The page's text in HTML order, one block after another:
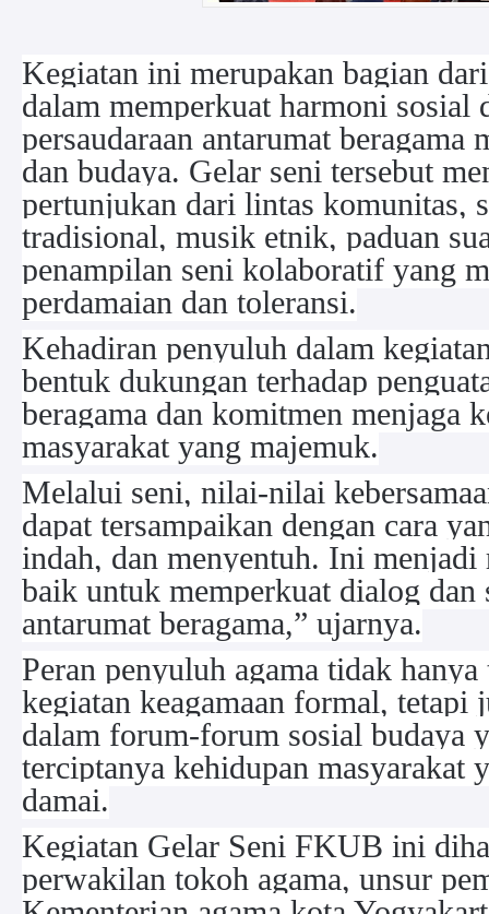
Kegiatan ini merupakan bagian
dalam memperkuat harmoni sosial
persaudaraan antarumat beragama
dan budaya. Gelar seni tersebut
pertunjukan dari lintas komunitas,
tradisional, musik etnik, paduan
penampilan seni kolaboratif yang
perdamaian dan toleransi.
Kehadiran penyuluh dalam
bentuk dukungan terhadap
beragama dan komitmen menjaga
masyarakat yang majemuk.
Melalui seni, nilai-nilai
dapat tersampaikan dengan cara
indah, dan menyentuh. Ini menjadi
baik untuk memperkuat dialog dan
antarumat beragama,” ujarnya.
Peran penyuluh agama tidak hanya
kegiatan keagamaan formal, tetapi
dalam forum-forum sosial budaya
terciptanya kehidupan masyarakat
damai.
Kegiatan Gelar Seni FKUB ini
perwakilan tokoh agama, unsur